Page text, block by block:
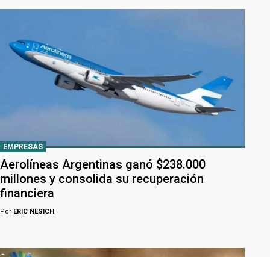
EMPRESAS
Aerolíneas Argentinas ganó $238.000
millones y consolida su recuperación
financiera
Por ERIC NESICH